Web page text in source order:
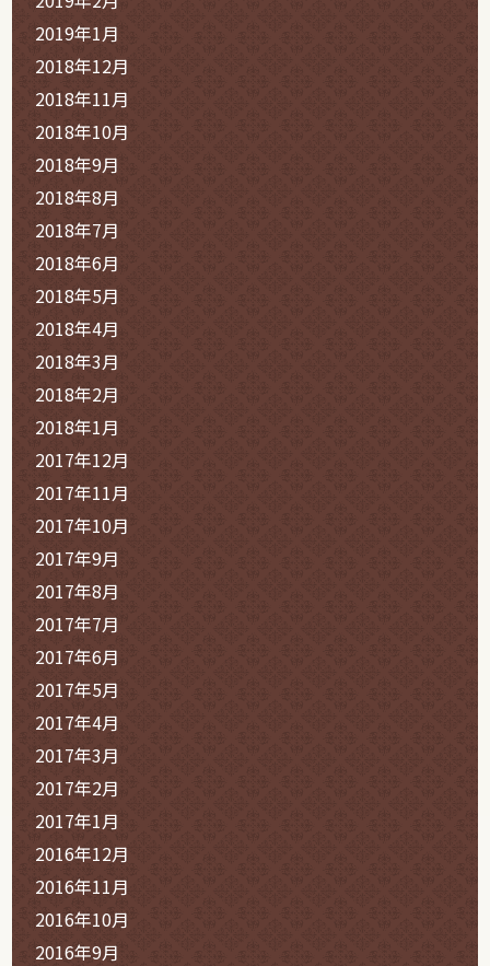
2019年1月
2018年12月
2018年11月
2018年10月
2018年9月
2018年8月
2018年7月
2018年6月
2018年5月
2018年4月
2018年3月
2018年2月
2018年1月
2017年12月
2017年11月
2017年10月
2017年9月
2017年8月
2017年7月
2017年6月
2017年5月
2017年4月
2017年3月
2017年2月
2017年1月
2016年12月
2016年11月
2016年10月
2016年9月